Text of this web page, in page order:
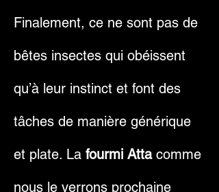
Finalement, ce ne sont pas de
bêtes insectes qui obéissent
qu’à leur instinct et font des
tâches de manière générique
et plate. La fourmi Attacomme
nous le verrons prochaine